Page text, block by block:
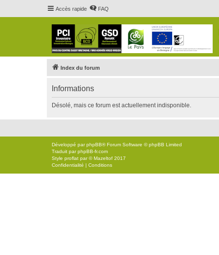
Accès rapide FAQ
Index du forum
Informations
Désolé, mais ce forum est actuellement indisponible.
Développé parphpBB® Forum Software © phpBB Limited
Traduit parphpBB-fr.com
Style proflat par ©Mazeltof 2017
Confidentialité | Conditions